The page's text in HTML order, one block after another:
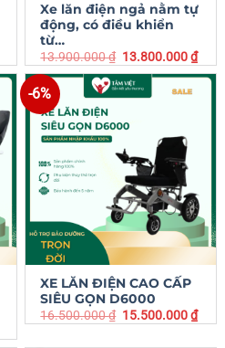
Xe lăn điện ngả nằm tự
động, có điều khiển
từ…
13.900.000₫ 13.800.000₫
-6%
XE LĂN ĐIỆN CAO CẤP
SIÊU GỌN D6000
16.500.000₫ 15.500.000₫